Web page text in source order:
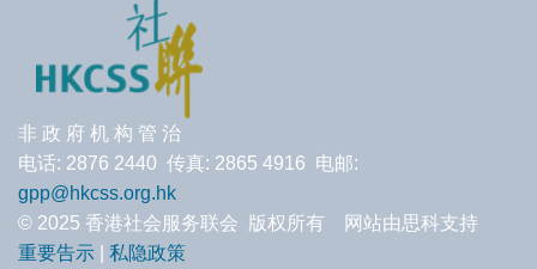
非 政 府 机 构 管 治
电话: 2876 2440 传真: 2865 4916 电邮:
gpp@hkcss.org.hk
© 2025 香港社会服务联会 版权所有 网站由思科支持
重要告示
私隐政策